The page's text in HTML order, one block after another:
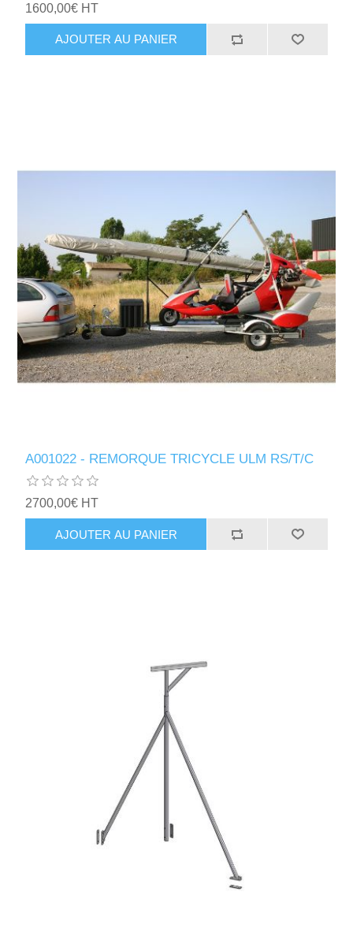
1600,00€ HT
AJOUTER AU PANIER
A001022 - REMORQUE TRICYCLE ULM RS/T/C
2700,00€ HT
AJOUTER AU PANIER